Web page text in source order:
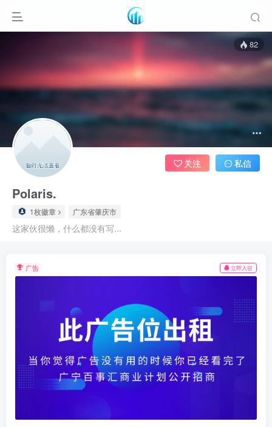
82
Polaris.
1枚徽章 广东省肇庆市
这家伙很懒，什么都没有写...
关注 私信
广告 立即入驻